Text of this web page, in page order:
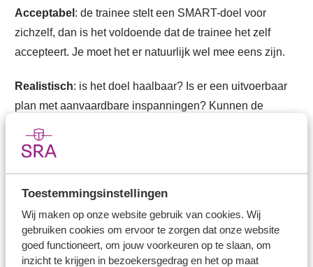
Toestemmingsinstellingen
Wij maken op onze website gebruik van cookies. Wij
gebruiken cookies om ervoor te zorgen dat onze website
goed functioneert, om jouw voorkeuren op te slaan, om
inzicht te krijgen in bezoekersgedrag en het op maat
Acceptabel : de trainee stelt een SMART-doel voor
zichzelf, dan is het voldoende dat de trainee het zelf
accepteert. Je moet het er natuurlijk wel mee eens zijn.
Realistisch: is het doel haalbaar? Is er een uitvoerbaar
plan met aanvaardbare inspanningen? Kunnen de
beïnvloeden? Hebben ze voldoende know-how,
Tijdgebonden: korte-termijndoelen moeten SMART zijn.
Bij lange-termijndoelen is dat niet altijd mogelijk.
Wanneer beginnen we met de activiteiten? Wanneer zijn
we klaar? Wanneer is het doel bereikt? Een SMART-